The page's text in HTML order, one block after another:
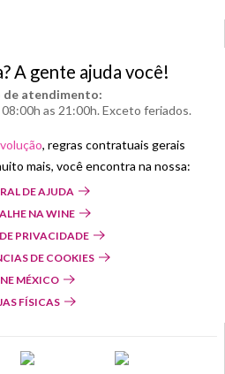
A gente ajuda você!
de atendimento:
as 21:00h. Exceto feriados.
, regras contratuais gerais
mais, você encontra na nossa:
DE AJUDA
NA WINE
PRIVACIDADE
DE COOKIES
MÉXICO
FÍSICAS